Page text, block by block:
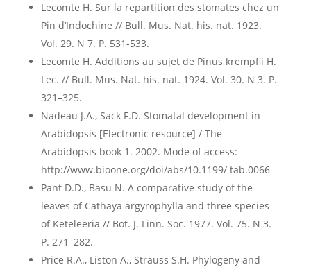
Lecomte H. Sur la repartition des stomates chez un
Pin d’Indochine // Bull. Mus. Nat. his. nat. 1923.
Vol. 29. N 7. Р. 531-533.
Lecomte H. Additions au sujet de Pinus krempfii H.
Lec. // Bull. Mus. Nat. his. nat. 1924. Vol. 30. N 3. Р.
321–325.
Nadeau J.A., Sack F.D. Stomatal development in
Arabidopsis [Electronic resource] / The
Arabidopsis book 1. 2002. Mode of access:
http://www.bioone.org/doi/abs/10.1199/ tab.0066
Pant D.D., Basu N. A comparative study of the
leaves of Cathaya argyrophylla and three species
of Keteleeria // Bot. J. Linn. Soc. 1977. Vol. 75. N 3.
Р. 271–282.
Price R.A., Liston A., Strauss S.H. Phylogeny and